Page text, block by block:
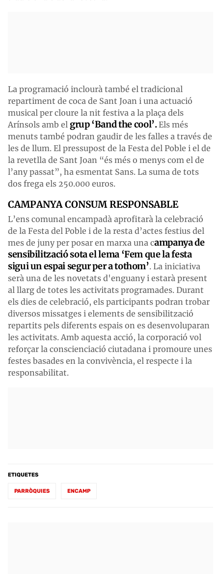
La programació inclourà també el tradicional
repartiment de coca de Sant Joan i una actuació
musical per cloure la nit festiva a la plaça dels
Arínsols amb el grup ‘Band the cool’.Els més
menuts també podran gaudir de les falles a través de
les de llum. El pressupost de la Festa del Poble i el de
la revetlla de Sant Joan “és més o menys com el de
l’any passat”, ha esmentat Sans. La suma de tots
dos frega els 250.000 euros.
CAMPANYA CONSUM RESPONSABLE
L’ens comunal encampadà aprofitarà la celebració
de la Festa del Poble i de la resta d’actes festius del
mes de juny per posar en marxa una campanya de
sensibilització sota el lema ‘Fem que la festa
sigui un espai segur per a tothom’. La iniciativa
serà una de les novetats d'enguany i estarà present
al llarg de totes les activitats programades. Durant
els dies de celebració, els participants podran trobar
diversos missatges i elements de sensibilització
repartits pels diferents espais on es desenvoluparan
les activitats. Amb aquesta acció, la corporació vol
reforçar la conscienciació ciutadana i promoure unes
festes basades en la convivència, el respecte i la
responsabilitat.
ETIQUETES
PARRÒQUIES ENCAMP